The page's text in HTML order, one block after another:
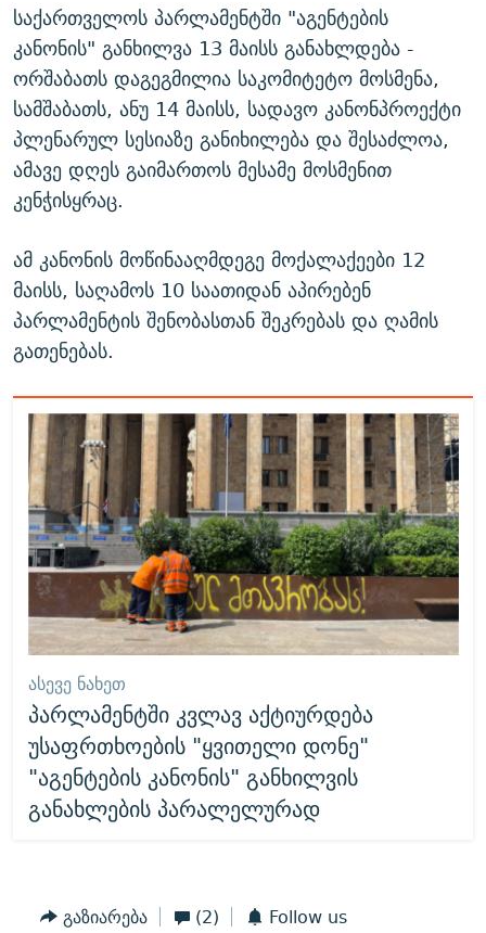
საქართველოს პარლამენტში "აგენტების
კანონის" განხილვა 13 მაისს განახლდება -
ორშაბათს დაგეგმილია საკომიტეტო მოსმენა,
სამშაბათს, ანუ 14 მაისს, სადავო კანონპროექტი
პლენარულ სესიაზე განიხილება და შესაძლოა,
ამავე დღეს გაიმართოს მესამე მოსმენით
კენჭისყრაც.
ამ კანონის მოწინააღმდეგე მოქალაქეები 12
მაისს, საღამოს 10 საათიდან აპირებენ
პარლამენტის შენობასთან შეკრებას და ღამის
გათენებას.
ᲐᲡᲔᲕᲔ ᲜᲐᲮᲔᲗ
პარლამენტში კვლავ აქტიურდება
უსაფრთხოების "ყვითელი დონე"
"აგენტების კანონის" განხილვის
განახლების პარალელურად
გაზიარება (2) Follow us